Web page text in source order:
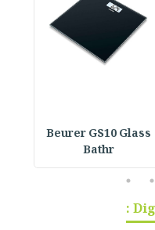
Beurer GS10 Glass
Bathr
4
5